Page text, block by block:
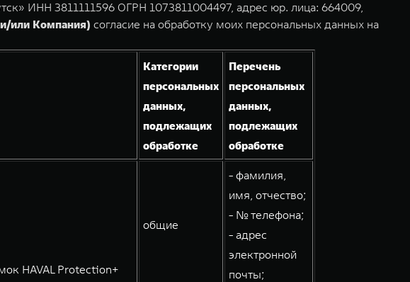
ИНН 3811111596 ОГРН 1073811004497, адрес юр. лица: 664009,
или Компания) согласие на обработку моих персональных данных на
Категории
персональных
данных,
подлежащих
обработке
Перечень
персональных
данных,
подлежащих
обработке
HAVAL Protection+
общие
- фамилия,
имя, отчество;
- № телефона;
- адрес
электронной
почты;